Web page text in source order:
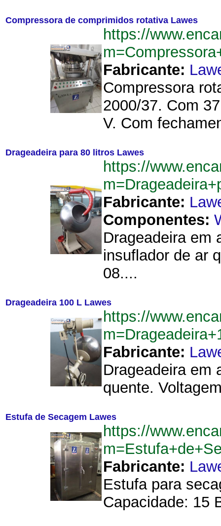
Compressora de comprimidos rotativa Lawes
https://
Fabricante:
Compressora
2000/37. Com
V. Com
Drageadeira para 80 litros Lawes
https://
Fabricante:
Componentes:
Drageadeira em
insuflador de ar
08....
Drageadeira 100 L Lawes
https://
Fabricante:
Drageadeira em
quente.
Estufa de Secagem Lawes
https://
Fabricante:
Estufa para
Capacidade: 15